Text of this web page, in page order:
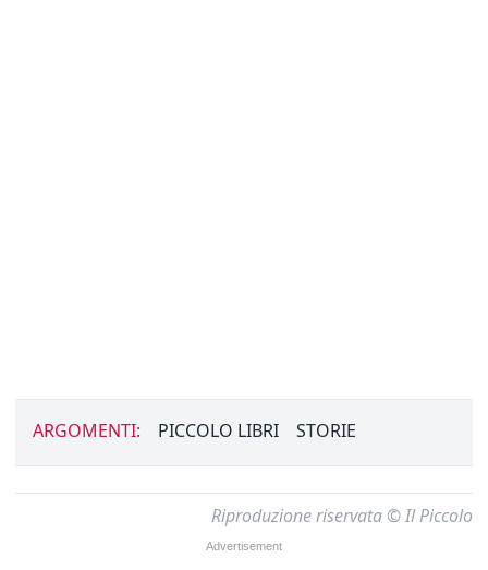
ARGOMENTI: PICCOLO LIBRI STORIE
Riproduzione riservata © Il Piccolo